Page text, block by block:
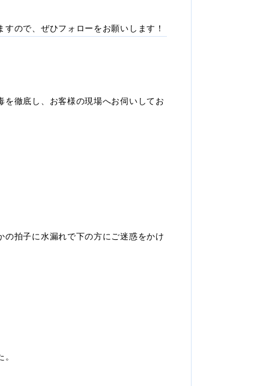
ので、ぜひフォローをお願いします！
徹底し、お客様の現場へお伺いしてお
拍子に水漏れで下の方にご迷惑をかけ